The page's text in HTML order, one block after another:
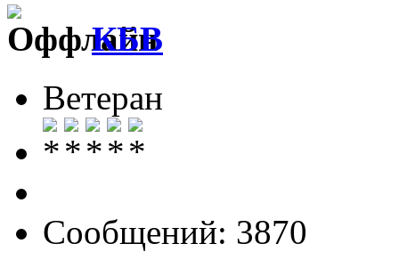
КБВ
Ветеран
Сообщений: 3870